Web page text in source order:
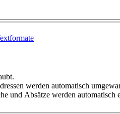
werden automatisch
und Absätze werden automatisch